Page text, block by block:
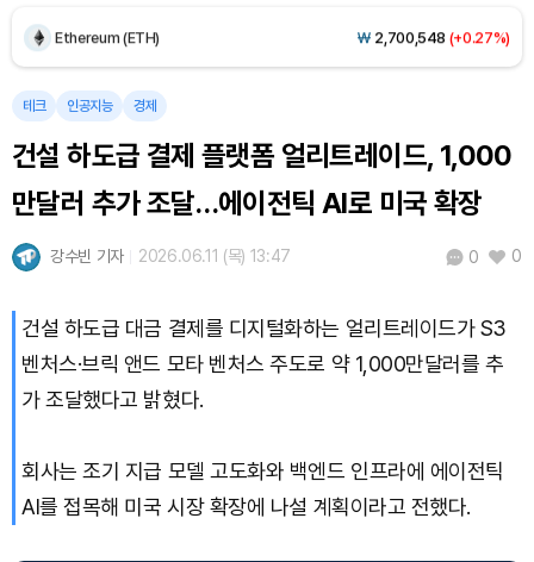
Ethereum (ETH) ₩ 2,700,548 (+0.27%)
Tether USDt (USDT)
BNB (BNB) ₩845,087 (+1.37%)
USDC (USDC) ₩1,408(-0.01%)
Solana (SOL) ₩107,249(+3.48%)
TRON (TRX)
Dogecoin (DOGE) ₩ 99.46(+1.32%)
테크 인공지능 경제
건설 하도급 결제 플랫폼 얼리트레이드, 1,000
만달러 추가 조달…에이전틱 AI로 미국 확장
강수빈 기자 2026.06.11 (목) 13:47 0 0
건설 하도급 대금 결제를 디지털화하는 얼리트레이드가 S3
벤처스·브릭 앤드 모타 벤처스 주도로 약 1,000만달러를 추
가 조달했다고 밝혔다.
회사는 조기 지급 모델 고도화와 백엔드 인프라에 에이전틱
AI를 접목해 미국 시장 확장에 나설 계획이라고 전했다.